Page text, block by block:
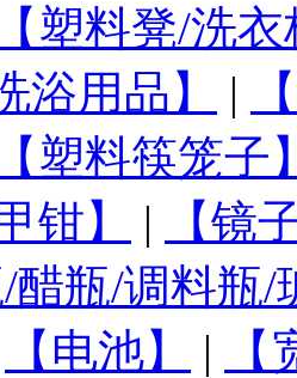
【塑料凳/洗
浴用品】
|
【塑料筷笼子
钳】 |
【镜
/醋瓶/调料瓶
【电池】 |